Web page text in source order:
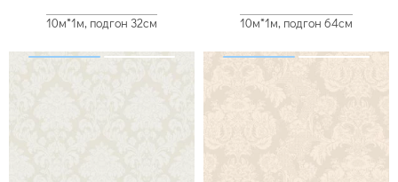
10м*1м, подгон 32см
10м*1м, подгон 64см